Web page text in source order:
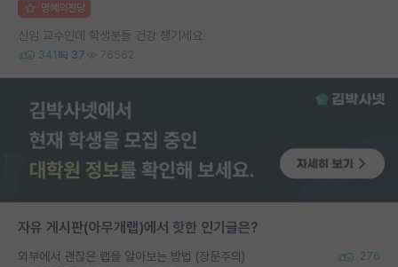
명예의전당
신임 교수인데 학생분들 건강 챙기세요
341 37 76562
자유 게시판(아무개랩)에서 핫한 인기글은?
외부에서 괜찮은 랩을 알아보는 방법 (장문주의) 276